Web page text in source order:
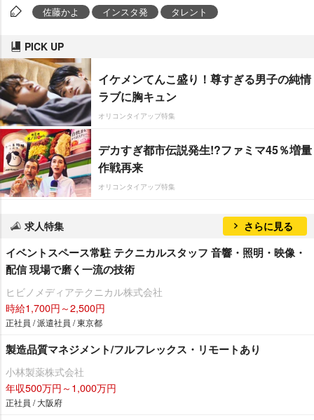
佐藤かよ インスタ発 タレント
PICK UP
イケメンてんこ盛り！尊すぎる男子の純情
ラブに胸キュン
オリコンタイアップ特集
デカすぎ都市伝説発生!?ファミマ45％増量
作戦再来
オリコンタイアップ特集
求人特集 さらに見る
イベントスペース常駐 テクニカルスタッフ 音響・照明・映像・
配信 現場で磨く一流の技術
ヒビノメディアテクニカル株式会社
時給1,700円～2,500円
正社員 / 派遣社員 / 東京都
製造品質マネジメント/フルフレックス・リモートあり
小林製薬株式会社
年収500万円～1,000万円
正社員 / 大阪府